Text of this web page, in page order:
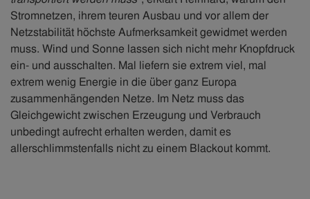
Stromnetzen, ihrem teuren Ausbau und vor allem der
Netzstabilität höchste Aufmerksamkeit gewidmet werden
muss. Wind und Sonne lassen sich nicht mehr Knopfdruck
ein- und ausschalten. Mal liefern sie extrem viel, mal
extrem wenig Energie in die über ganz Europa
zusammenhängenden Netze. Im Netz muss das
Gleichgewicht zwischen Erzeugung und Verbrauch
unbedingt aufrecht erhalten werden, damit es
allerschlimmstenfalls nicht zu einem Blackout kommt.